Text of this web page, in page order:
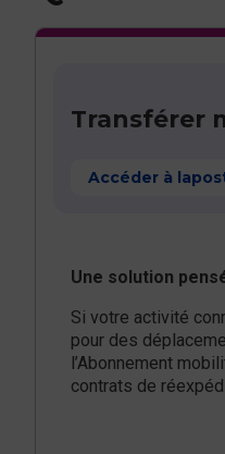
Transférer
Accéder à
Une solution
Si votre activité
pour des
l’Abonnement
contrats de